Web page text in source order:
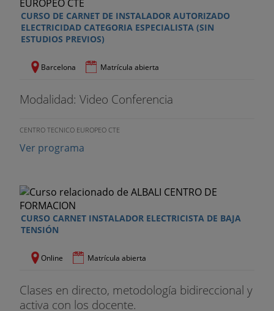
CURSO DE CARNET DE INSTALADOR AUTORIZADO
ELECTRICIDAD CATEGORIA ESPECIALISTA (SIN
ESTUDIOS PREVIOS)
Barcelona Matrícula abierta
Modalidad: Video Conferencia
CENTRO TECNICO EUROPEO CTE
Ver programa
CURSO CARNET INSTALADOR ELECTRICISTA DE BAJA
TENSIÓN
Online Matrícula abierta
Clases en directo, metodología bidireccional y
activa con los docente.